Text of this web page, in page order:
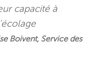
capacité à
Boivent, Service des